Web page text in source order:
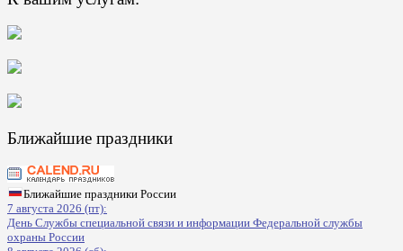
Ближайшие праздники
Ближайшие праздники России
7 августа 2026 (пт):
День Службы специальной связи и информации Федеральной службы
охраны России